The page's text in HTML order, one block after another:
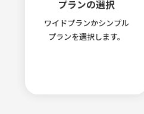
プランの選択
ワイドプランかシンプル
プランを選択します。